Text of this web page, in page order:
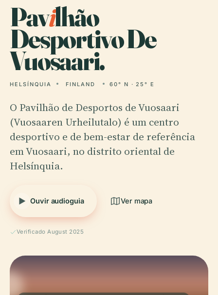
Pavilhão
Desportivo De
Vuosaari.
HELSÍNQUIA FINLAND 60° N · 25° E
O Pavilhão de Desportos de Vuosaari
(Vuosaaren Urheilutalo) é um centro
desportivo e de bem-estar de referência
em Vuosaari, no distrito oriental de
Helsínquia.
Ouvir audioguia Ver mapa
Verificado August 2025